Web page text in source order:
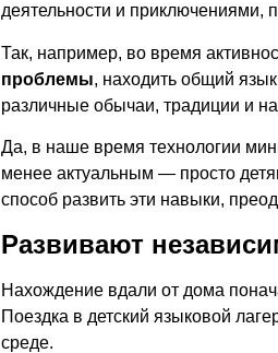
деятельности и приключениями,
Так, например, во время
проблемы, находить общий
различные обычаи, традиции и
Да, в наше время технологии
менее актуальным — просто
способ развить эти навыки,
Развивают
Нахождение вдали от дома
Поездка в детский языковой
среде.